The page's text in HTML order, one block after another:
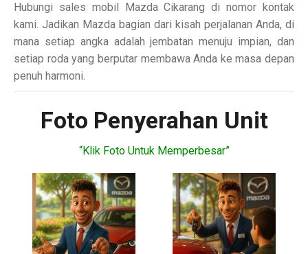
Hubungi sales mobil Mazda Cikarang di nomor kontak
kami. Jadikan Mazda bagian dari kisah perjalanan Anda, di
mana setiap angka adalah jembatan menuju impian, dan
setiap roda yang berputar membawa Anda ke masa depan
penuh harmoni.
Foto Penyerahan Unit
“Klik Foto Untuk Memperbesar”